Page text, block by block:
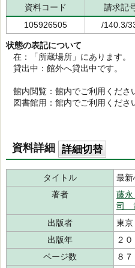
資料コード 請求記
105926505
/140.3/
状態の表記について
在：「所蔵場所」にあります。
貸出中：館外へ貸出中です。
館内閲覧：館内でご利用くださ
図書館用：館内でご利用くださ
資料詳細 詳細切替
タイトル
最新
著者
藤
司
出版者
東
出版年
２
ページ数
８７